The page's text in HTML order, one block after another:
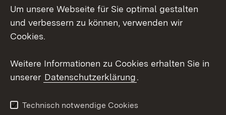
Mastodon
Youtube
Kontakt
Datenschutz
Barrierefreiheit
Um unsere Webseite für Sie optimal gestalten
und verbessern zu können, verwenden wir
Cookies.
Weitere Informationen zu Cookies erhalten Sie in
unserer Datenschutzerklärung.
Technisch notwendige Cookies